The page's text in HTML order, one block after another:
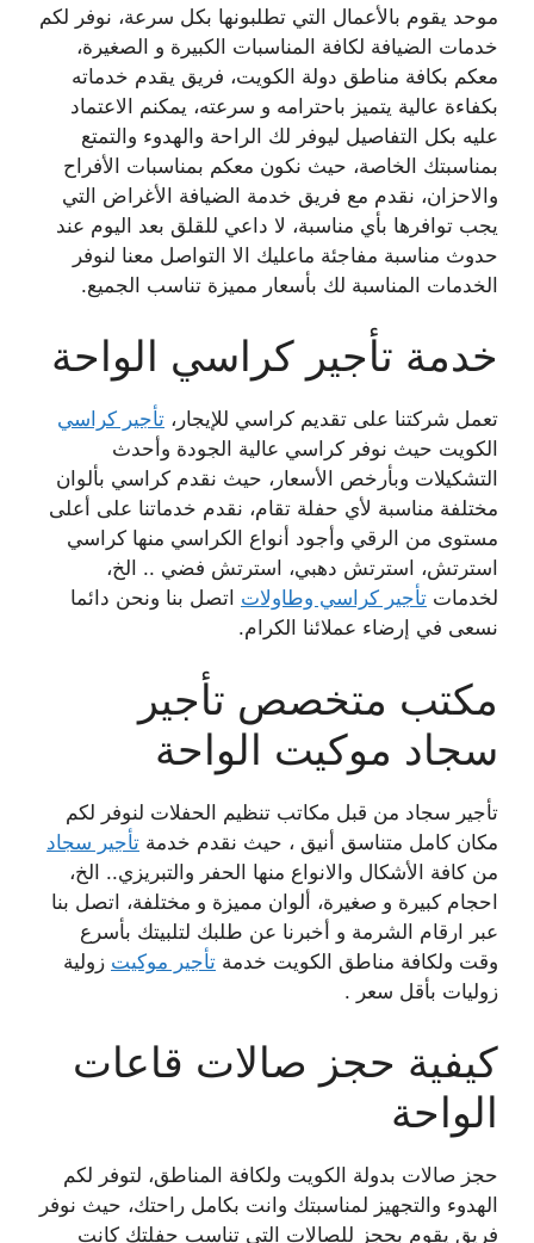
موحد يقوم بالأعمال التي تطلبونها بكل سرعة، نوفر لكم
خدمات الضيافة لكافة المناسبات الكبيرة و الصغيرة،
معكم بكافة مناطق دولة الكويت، فريق يقدم خدماته
بكفاءة عالية يتميز باحترامه و سرعته، يمكنم الاعتماد
عليه بكل التفاصيل ليوفر لك الراحة والهدوء والتمتع
بمناسبتك الخاصة، حيث نكون معكم بمناسبات الأفراح
والاحزان، نقدم مع فريق خدمة الضيافة الأغراض التي
يجب توافرها بأي مناسبة، لا داعي للقلق بعد اليوم عند
حدوث مناسبة مفاجئة ماعليك الا التواصل معنا لنوفر
الخدمات المناسبة لك بأسعار مميزة تناسب الجميع.
خدمة تأجير كراسي الواحة
تعمل شركتنا على تقديم كراسي للإيجار، تأجير كراسي
الكويت حيث نوفر كراسي عالية الجودة وأحدث
التشكيلات وبأرخص الأسعار، حيث نقدم كراسي بألوان
مختلفة مناسبة لأي حفلة تقام، نقدم خدماتنا على أعلى
مستوى من الرقي وأجود أنواع الكراسي منها كراسي
استرتش، استرتش دهبي، استرتش فضي .. الخ،
لخدمات تأجير كراسي وطاولات اتصل بنا ونحن دائما
نسعى في إرضاء عملائنا الكرام.
مكتب متخصص تأجير
سجاد موكيت الواحة
تأجير سجاد من قبل مكاتب تنظيم الحفلات لنوفر لكم
مكان كامل متناسق أنيق ، حيث نقدم خدمة تأجير سجاد
من كافة الأشكال والانواع منها الحفر والتبريزي.. الخ،
احجام كبيرة و صغيرة، ألوان مميزة و مختلفة، اتصل بنا
عبر ارقام الشرمة و أخبرنا عن طلبك لتلبيتك بأسرع
وقت ولكافة مناطق الكويت خدمة تأجير موكيت زولية
زوليات بأقل سعر .
كيفية حجز صالات قاعات
الواحة
حجز صالات بدولة الكويت ولكافة المناطق، لتوفر لكم
الهدوء والتجهيز لمناسبتك وانت بكامل راحتك، حيث نوفر
فريق يقوم بحجز للصالات التي تناسب حفلتك كانت